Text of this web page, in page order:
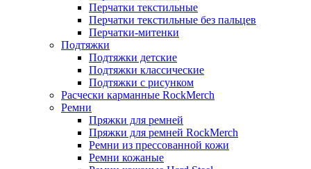
Перчатки текстильные
Перчатки текстильные без пальцев
Перчатки-митенки
Подтяжки
Подтяжки детские
Подтяжки классические
Подтяжки с рисунком
Расчески карманные RockMerch
Ремни
Пряжки для ремней
Пряжки для ремней RockMerch
Ремни из прессованной кожи
Ремни кожаные